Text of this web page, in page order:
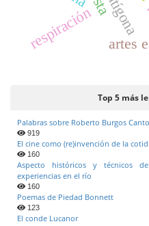
artes
respiración
Top 5 más
Palabras sobre Roberto Burgos
919
El cine como (re)invención de la
160
Aspecto históricos y técnicos
experiencias en el río
160
Poemas de Piedad Bonnett
123
El conde Lucanor